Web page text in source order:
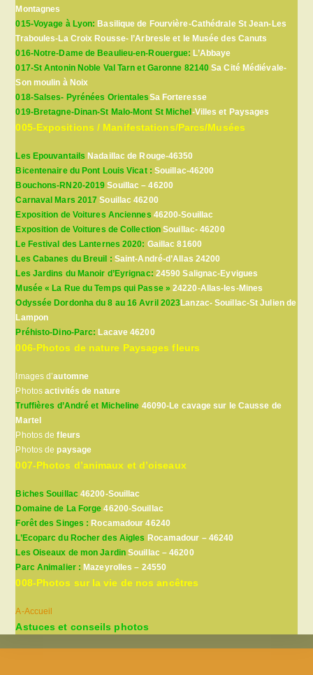
Montagnes
015-Voyage à Lyon: Basilique de Fourvière-Cathédrale St Jean-Les
Traboules-La Croix Rousse- l’Arbresle et le Musée des Canuts
016-Notre-Dame de Beaulieu-en-Rouergue:L’Abbaye
017-St Antonin Noble Val Tarn et Garonne 82140 Sa Cité Médiévale-
Son moulin à Noix
018-Salses- Pyrénées OrientalesSa Forteresse
019-Bretagne-Dinan-St Malo-Mont St Michel-Villes et Paysages
005-Expositions / Manifestations/Parcs/Musées
Les Epouvantails Nadaillac de Rouge-46350
Bicentenaire du Pont Louis Vicat : Souillac-46200
Bouchons-RN20-2019Souillac – 46200
Carnaval Mars 2017 Souillac 46200
Exposition de Voitures Anciennes 46200-Souillac
Exposition de Voitures de Collection Souillac- 46200
Le Festival des Lanternes 2020: Gaillac 81600
Les Cabanes du Breuil : Saint-André-d’Allas 24200
Les Jardins du Manoir d’Eyrignac: 24590 Salignac-Eyvigues
Musée « La Rue du Temps qui Passe » 24220-Allas-les-Mines
Odyssée Dordonha du 8 au 16 Avril 2023Lanzac- Souillac-St Julien de
Lampon
Préhisto-Dino-Parc:Lacave 46200
006-Photos de nature Paysages fleurs
Images d’automne
Photosactivités de nature
Truffières d’André et Micheline 46090-Le cavage sur le Causse de
Martel
Photos defleurs
Photos depaysage
007-Photos d’animaux et d’oiseaux
Biches Souillac46200-Souillac
Domaine de La Forge 46200-Souillac
Forêt des Singes :Rocamadour 46240
L’Ecoparc du Rocher des Aigles Rocamadour – 46240
Les Oiseaux de mon JardinSouillac – 46200
Parc Animalier : Mazeyrolles – 24550
008-Photos sur la vie de nos ancêtres
A-Accueil
Astuces et conseils photos